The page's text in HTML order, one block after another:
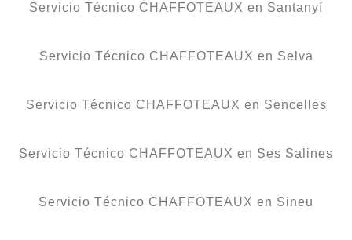
Servicio Técnico CHAFFOTEAUX en Santanyí
Servicio Técnico CHAFFOTEAUX en Selva
Servicio Técnico CHAFFOTEAUX en Sencelles
Servicio Técnico CHAFFOTEAUX en Ses Salines
Servicio Técnico CHAFFOTEAUX en Sineu